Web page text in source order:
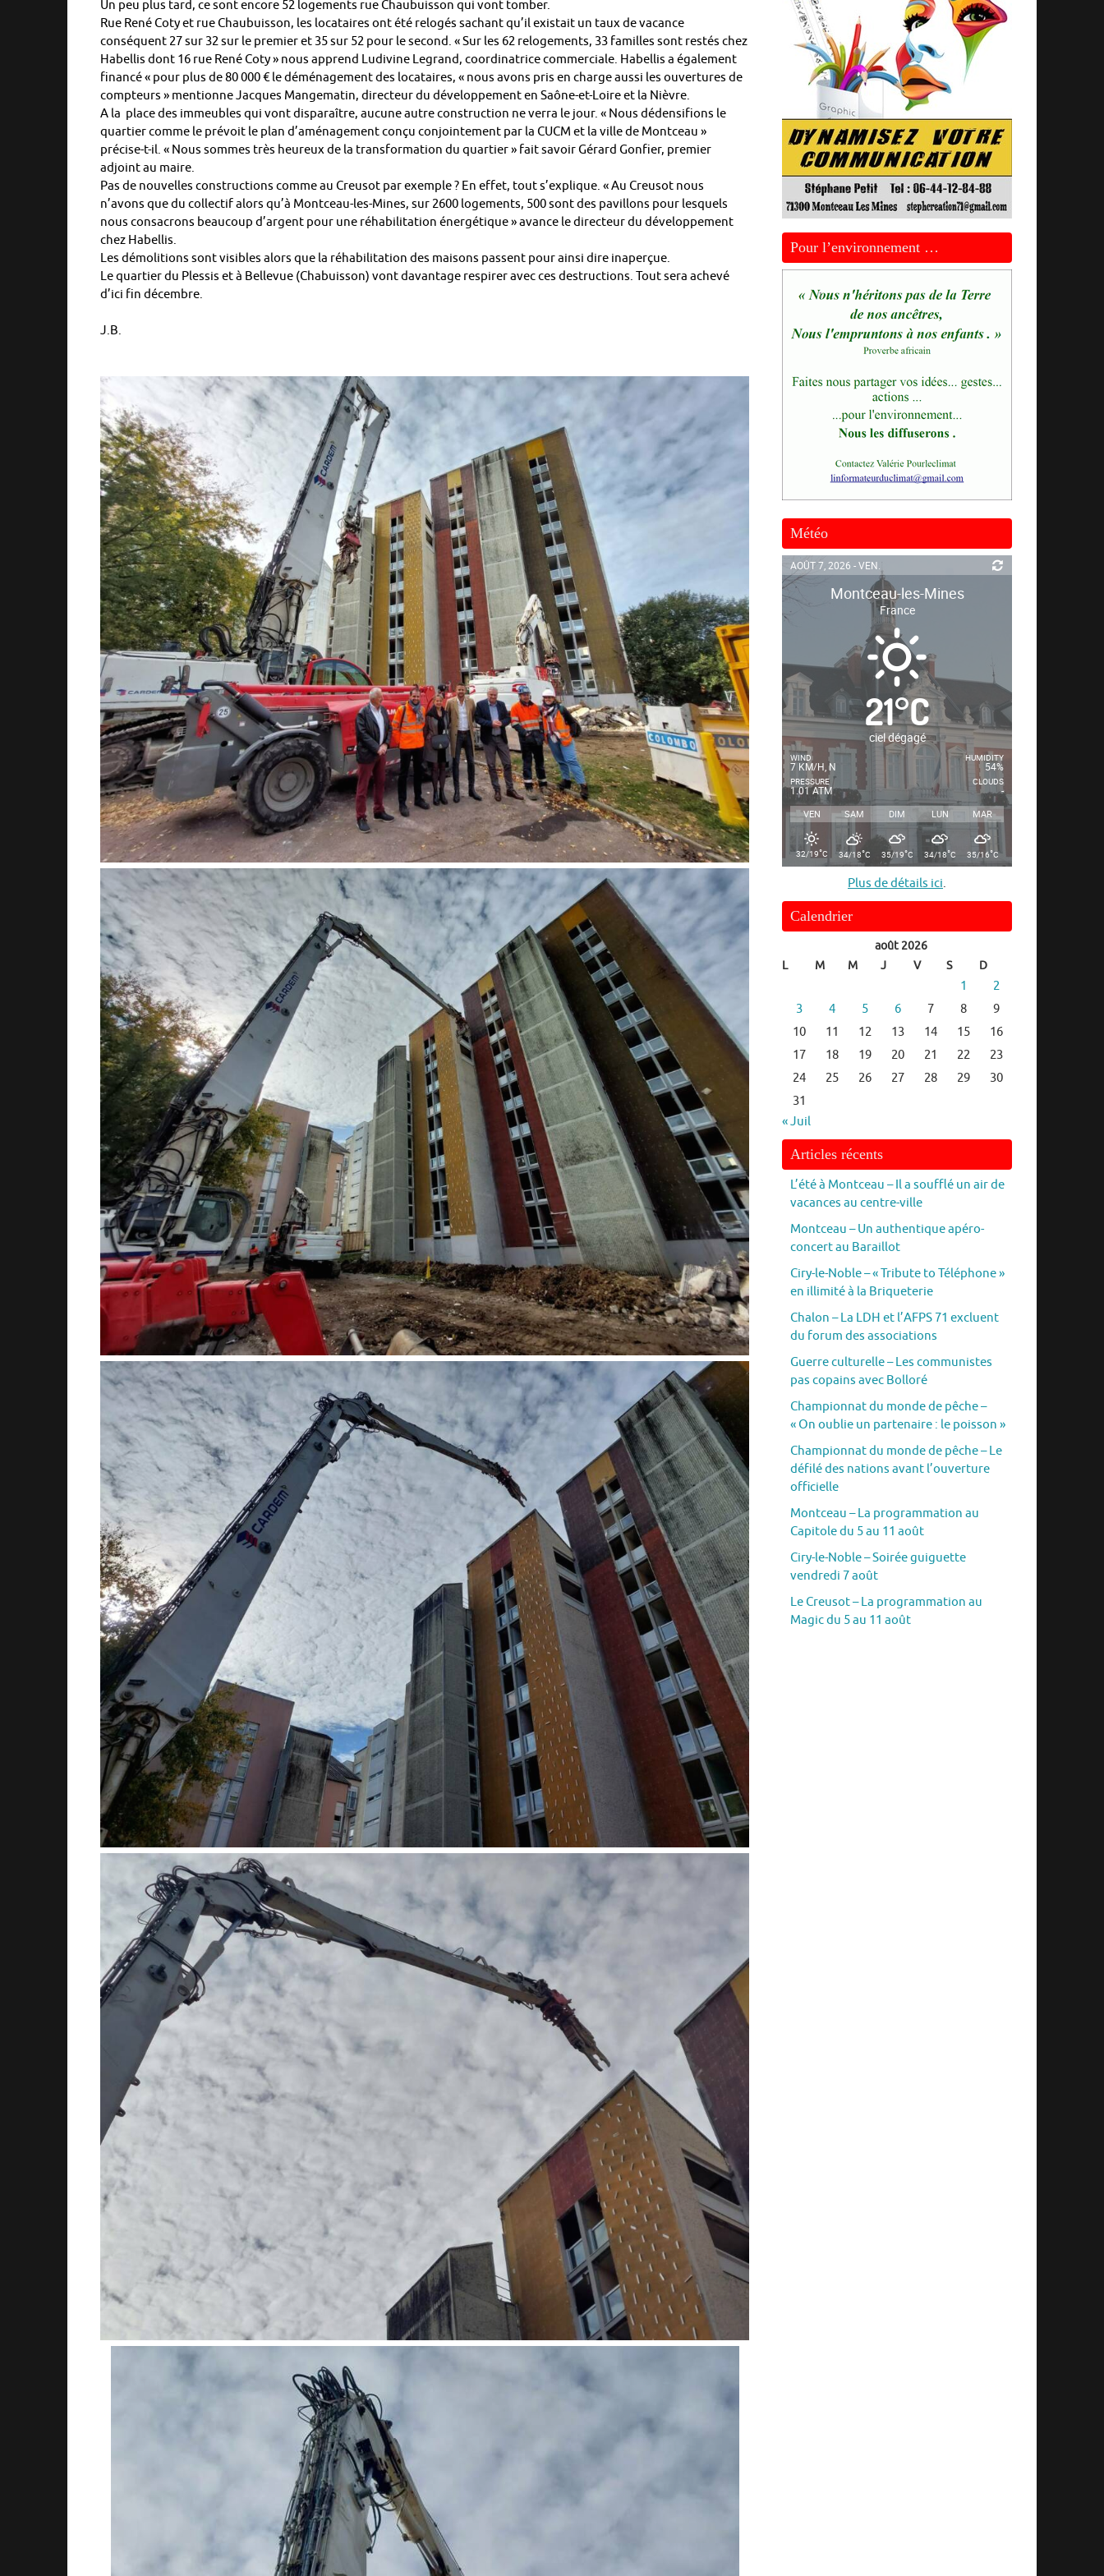
Un peu plus tard, ce sont encore 52 logements rue Chaubuisson qui vont tomber.
Rue René Coty et rue Chaubuisson, les locataires ont été relogés sachant qu’il existait un taux de vacance
conséquent 27 sur 32 sur le premier et 35 sur 52 pour le second. « Sur les 62 relogements, 33 familles sont restés chez
Habellis dont 16 rue René Coty » nous apprend Ludivine Legrand, coordinatrice commerciale. Habellis a également
financé « pour plus de 80 000 € le déménagement des locataires, « nous avons pris en charge aussi les ouvertures de
compteurs » mentionne Jacques Mangematin, directeur du développement en Saône-et-Loire et la Nièvre.
A la place des immeubles qui vont disparaître, aucune autre construction ne verra le jour. « Nous dédensifions le
quartier comme le prévoit le plan d’aménagement conçu conjointement par la CUCM et la ville de Montceau »
précise-t-il. « Nous sommes très heureux de la transformation du quartier » fait savoir Gérard Gonfier, premier
adjoint au maire.
Pas de nouvelles constructions comme au Creusot par exemple ? En effet, tout s’explique. « Au Creusot nous
n’avons que du collectif alors qu’à Montceau-les-Mines, sur 2600 logements, 500 sont des pavillons pour lesquels
nous consacrons beaucoup d’argent pour une réhabilitation énergétique » avance le directeur du développement
chez Habellis.
Les démolitions sont visibles alors que la réhabilitation des maisons passent pour ainsi dire inaperçue.
Le quartier du Plessis et à Bellevue (Chabuisson) vont davantage respirer avec ces destructions. Tout sera achevé
d’ici fin décembre.
J.B.
Pour l’environnement …
Météo
AOÛT 7, 2026 - VEN.
Montceau-les-Mines
France
21°C
ciel dégagé
WIND
7 KM/H, N
PRESSURE
1.01 ATM
HUMIDITY
54%
CLOUDS
-
VEN SAM DIM LUN MAR
32/19°C 34/18°C 35/19°C 34/18°C 35/16°C
Plus de détails ici.
Calendrier
août 2026
L
M M J V S D
1
2
3
4 5 6 7 8
9
10
11 12 13 14 15
16
17
18 19 20 21 22
23
24
25 26 27 28 29
30
31
« Juil
Articles récents
L’été à Montceau – Il a soufflé un air de
vacances au centre-ville
Montceau – Un authentique apéro-
concert au Baraillot
Ciry-le-Noble – « Tribute to Téléphone »
en illimité à la Briqueterie
Chalon – La LDH et l’AFPS 71 excluent
du forum des associations
Guerre culturelle – Les communistes
pas copains avec Bolloré
Championnat du monde de pêche –
« On oublie un partenaire : le poisson »
Championnat du monde de pêche – Le
défilé des nations avant l’ouverture
officielle
Montceau – La programmation au
Capitole du 5 au 11 août
Ciry-le-Noble – Soirée guiguette
vendredi 7 août
Le Creusot – La programmation au
Magic du 5 au 11 août